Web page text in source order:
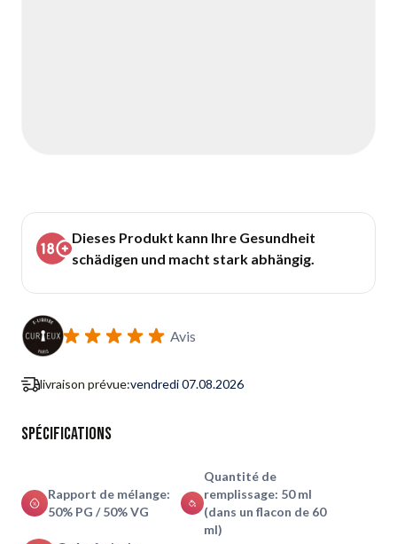
Dieses Produkt kann Ihre Gesundheit
schädigen und macht stark abhängig.
Avis
livraison prévue:vendredi 07.08.2026
Spécifications
Rapport de mélange:
50% PG / 50% VG
Quantité de
remplissage: 50 ml
(dans un flacon de 60
ml)